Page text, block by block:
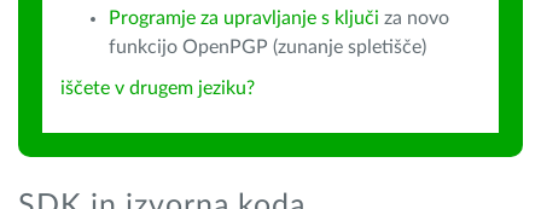
Programje za upravljanje s ključi za novo
funkcijo OpenPGP (zunanje spletišče)
iščete v drugem jeziku?